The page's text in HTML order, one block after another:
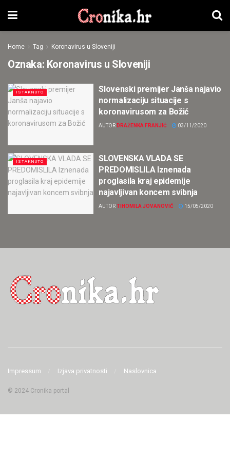
Home Tag Koronavirus u Sloveniji
Oznaka: Koronavirus u Sloveniji
ISTAKNUTO
Slovenski premijer Janša najavio
normalizaciju situacije s
koronavirusom za Božić
AUTOR DRAŽENKA FRANJIĆ 03/11/2020
ISTAKNUTO
SLOVENSKA VLADA SE
PREDOMISLILA Iznenada
proglasila kraj epidemije
najavljivan koncem svibnja
AUTORTIHOMILA JOVANOVIĆ 15/05/2020
Impressum Izjava privatnosti Naslovnica
© 2024 Cronika portal